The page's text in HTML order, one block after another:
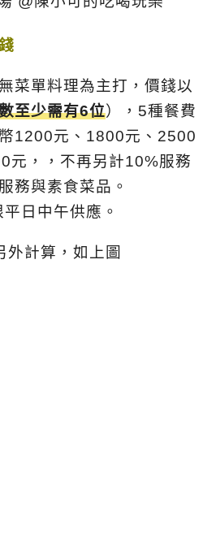
菜單料理為主打，價錢以
至少需有6位），5種餐費
1200元、1800元、2500
元，，不再另計10%服務
務與素食菜品。
日中午供應。
外計算，如上圖